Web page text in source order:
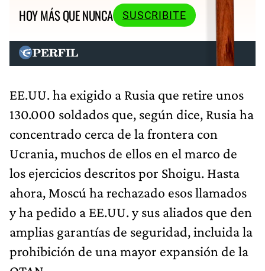
HOY MÁS QUE NUNCA
SUSCRIBITE
EE.UU. ha exigido a Rusia que retire unos
130.000 soldados que, según dice, Rusia ha
concentrado cerca de la frontera con
Ucrania, muchos de ellos en el marco de
los ejercicios descritos por Shoigu. Hasta
ahora, Moscú ha rechazado esos llamados
y ha pedido a EE.UU. y sus aliados que den
amplias garantías de seguridad, incluida la
prohibición de una mayor expansión de la